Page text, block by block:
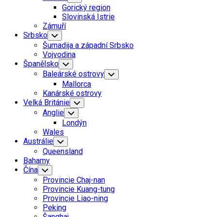
Child
Menu
Gorický region
Slovinská Istrie
Current
Page:
Zámuří
Srbsko Toggle
Child
Menu
Šumadija a západní Srbsko
Vojvodina
Španělsko Toggle
Child
Menu
Baleárské ostrovy Toggle
Child
Mallorca
Kanárské ostrovy
Velká Británie Toggle
Child
Menu
Anglie Toggle
Child
Menu
Londýn
Wales
Austrálie Toggle
Child
Menu
Queensland
Bahamy
Čína Toggle
Child
Menu
Provincie Chaj-nan
Provincie Kuang-tung
Provincie Liao-ning
Peking